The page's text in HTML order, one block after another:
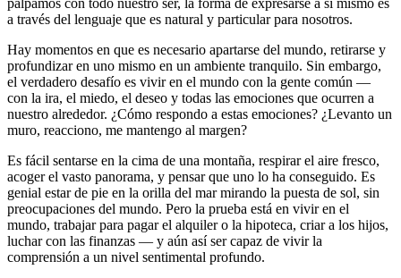
a través del lenguaje que es natural y particular para nosotros.
Hay momentos en que es necesario apartarse del mundo, retirarse y
profundizar en uno mismo en un ambiente tranquilo. Sin embargo,
el verdadero desafío es vivir en el mundo con la gente común ―
con la ira, el miedo, el deseo y todas las emociones que ocurren a
nuestro alrededor. ¿Cómo respondo a estas emociones? ¿Levanto un
muro, reacciono, me mantengo al margen?
Es fácil sentarse en la cima de una montaña, respirar el aire fresco,
acoger el vasto panorama, y pensar que uno lo ha conseguido. Es
genial estar de pie en la orilla del mar mirando la puesta de sol, sin
preocupaciones del mundo. Pero la prueba está en vivir en el
mundo, trabajar para pagar el alquiler o la hipoteca, criar a los hijos,
luchar con las finanzas ― y aún así ser capaz de vivir la
comprensión a un nivel sentimental profundo.